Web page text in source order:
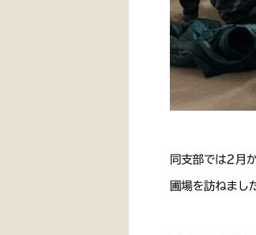
同支部では2月
圃場を訪ねまし